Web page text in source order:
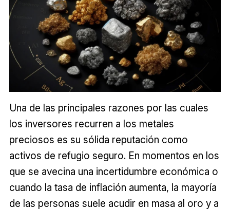
Una de las principales razones por las cuales
los inversores recurren a los metales
preciosos es su sólida reputación como
activos de refugio seguro. En momentos en los
que se avecina una incertidumbre económica o
cuando la tasa de inflación aumenta, la mayoría
de las personas suele acudir en masa al oro y a